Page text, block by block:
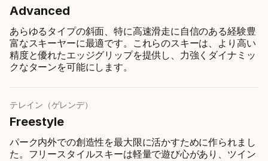
Advanced
あらゆるタイプの斜面、特に高速滑走に自信のある経験豊
富なスキーヤーに最適です。これらのスキーは、より高い
精度と優れたエッジグリップを提供し、力強くダイナミッ
クなターンを可能にします。
テレイン（ゲレンデ）
Freestyle
パーク内外での創造性を最大限に活かすために作られまし
た。フリースタイルスキーは軽量で遊び心があり、ツイン